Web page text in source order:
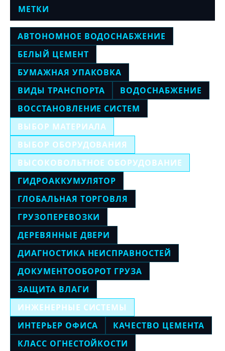
МЕТКИ
АВТОНОМНОЕ ВОДОСНАБЖЕНИЕ
БЕЛЫЙ ЦЕМЕНТ
БУМАЖНАЯ УПАКОВКА
ВИДЫ ТРАНСПОРТА
ВОДОСНАБЖЕНИЕ
ВОССТАНОВЛЕНИЕ СИСТЕМ
ВЫБОР МАТЕРИАЛА
ВЫБОР ОБОРУДОВАНИЯ
ВЫСОКОВОЛЬТНОЕ ОБОРУДОВАНИЕ
ГИДРОАККУМУЛЯТОР
ГЛОБАЛЬНАЯ ТОРГОВЛЯ
ГРУЗОПЕРЕВОЗКИ
ДЕРЕВЯННЫЕ ДВЕРИ
ДИАГНОСТИКА НЕИСПРАВНОСТЕЙ
ДОКУМЕНТООБОРОТ ГРУЗА
ЗАЩИТА ВЛАГИ
ИНЖЕНЕРНЫЕ СИСТЕМЫ
ИНТЕРЬЕР ОФИСА
КАЧЕСТВО ЦЕМЕНТА
КЛАСС ОГНЕСТОЙКОСТИ